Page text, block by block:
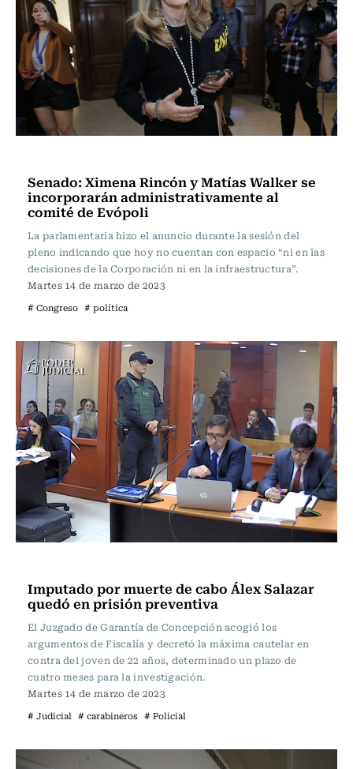
Senado: Ximena Rincón y Matías Walker se
incorporarán administrativamente al
comité de Evópoli
La parlamentaria hizo el anuncio durante la sesión del
pleno indicando que hoy no cuentan con espacio “ni en las
decisiones de la Corporación ni en la infraestructura”.
Martes 14 de marzo de 2023
# Congreso # política
Imputado por muerte de cabo Álex Salazar
quedó en prisión preventiva
El Juzgado de Garantía de Concepción acogió los
argumentos de Fiscalía y decretó la máxima cautelar en
contra del joven de 22 años, determinado un plazo de
cuatro meses para la investigación.
Martes 14 de marzo de 2023
# Judicial # carabineros # Policial